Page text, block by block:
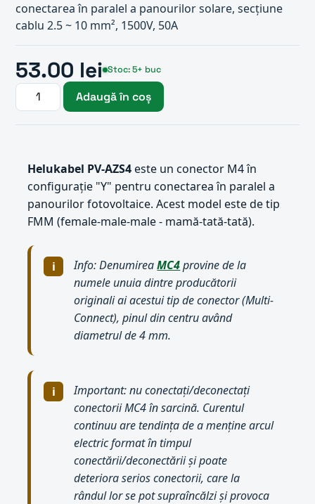
conectarea în paralel a panourilor solare, secțiune
cablu 2.5 ~ 10 mm², 1500V, 50A
53.00 lei Stoc: 5+ buc
Adaugă în coș
Helukabel PV-AZS4este un conector M4 în
configurație "Y" pentru conectarea în paralel a
panourilor fotovoltaice. Acest model este de tip
FMM (female-male-male - mamă-tată-tată).
Info: DenumireaMC4provine de la
numele unuia dintre producătorii
originali ai acestui tip de conector (Multi-
Connect), pinul din centru având
diametrul de 4 mm.
Important: nu conectați/deconectați
conectorii MC4 în sarcină. Curentul
continuu are tendința de a menține arcul
electric format în timpul
conectării/deconectării și poate
deteriora serios conectorii, care la
rândul lor se pot supraîncălzi și provoca